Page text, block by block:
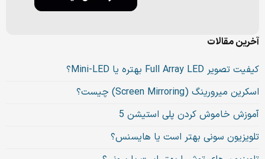
آخرین مقالات
کیفیت تصویر Full Array LED بهتره یا Mini-LED؟
اسکرین میرورینگ (Screen Mirroring) چیست؟
آموزش خاموش کردن پلی استیشن 5
تلویزیون سونی بهتر است یا هایسنس؟